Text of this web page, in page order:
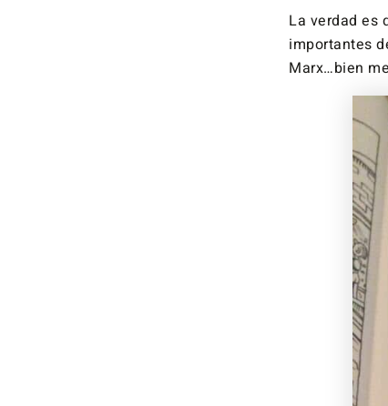
La verdad es
importantes
Marx…bien